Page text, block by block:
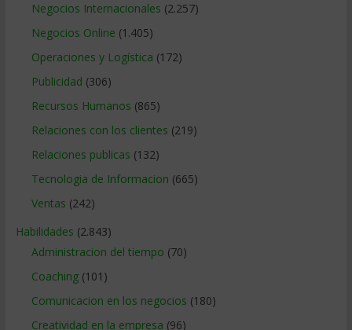
Negocios Internacionales (2.257)
Negocios Online (1.405)
Operaciones y Logística (172)
Publicidad (306)
Recursos Humanos (865)
Relaciones con los clientes (219)
Relaciones publicas (132)
Tecnologia de Informacion (665)
Ventas (242)
Habilidades (2.843)
Administracion del tiempo (70)
Coaching(101)
Comunicacion en los negocios (180)
Creatividad en la empresa (96)